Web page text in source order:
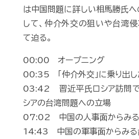
は中国問題に詳しい相馬勝氏へ
して、仲介外交の狙いや台湾
て迫る。
00:00 オープニング
00:35 「仲介外交」に乗り出
03:42 習近平氏ロシア訪問で
シアの台湾問題への立場
07:02 中国の人事面からみる
14:43 中国の軍事面からみる